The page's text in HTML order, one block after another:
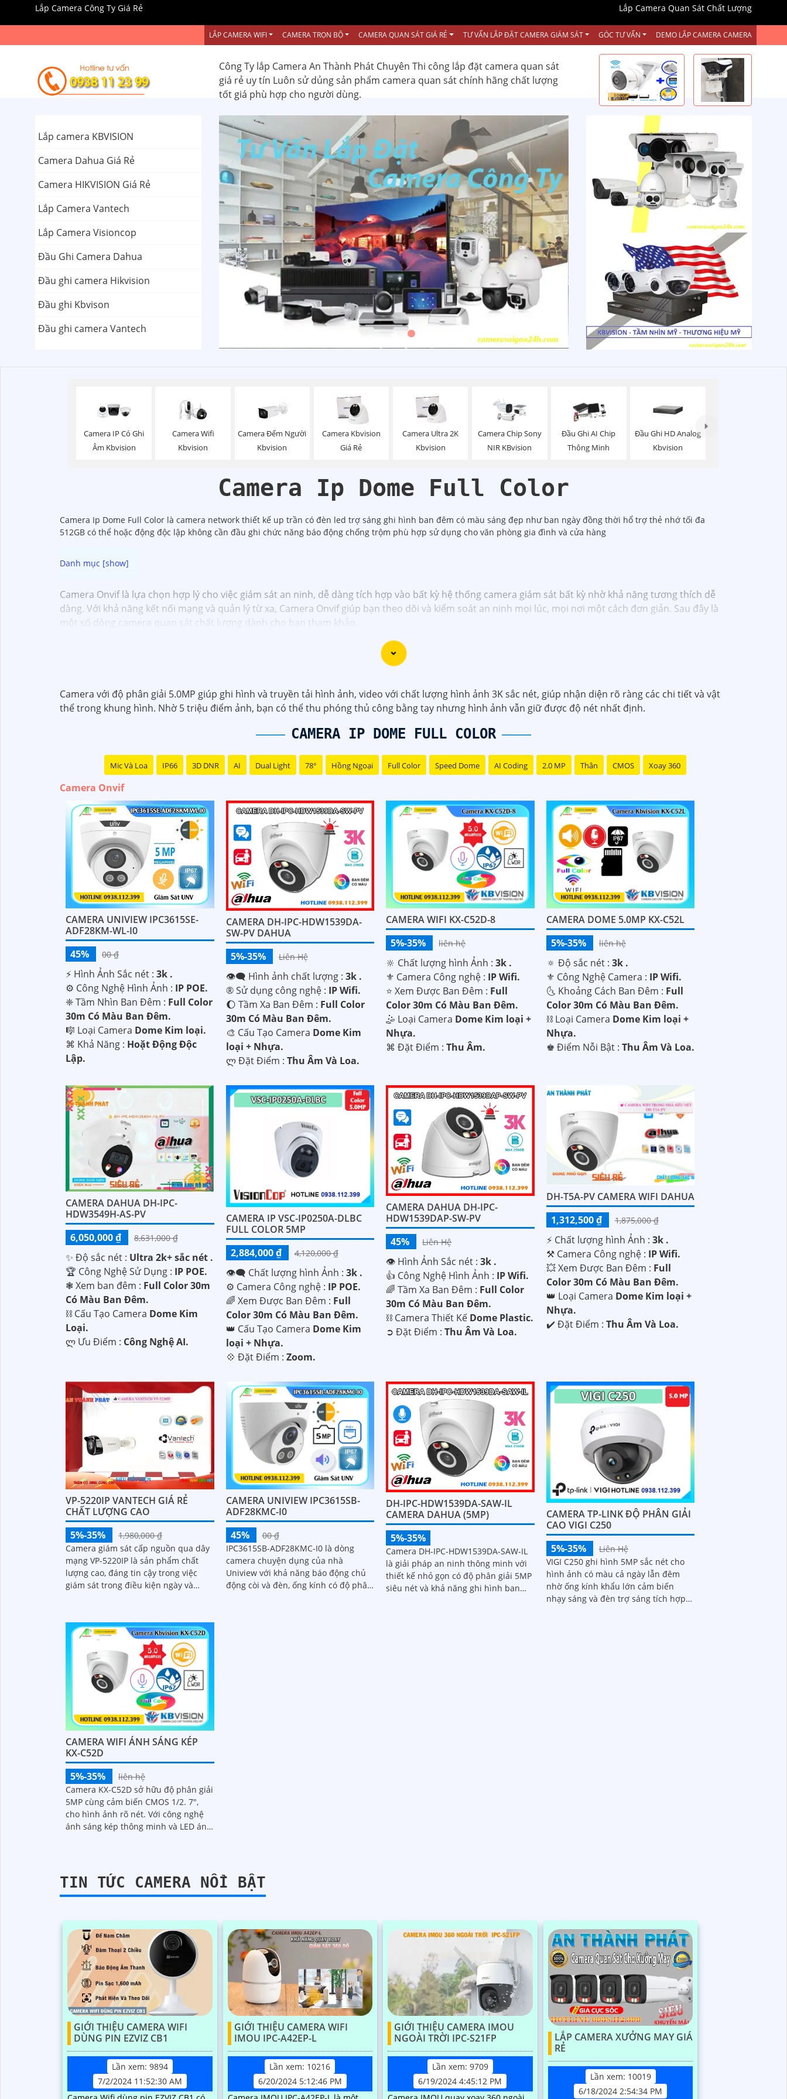
Lắp Camera Công Ty Giá Rẻ Lắp Camera Quan Sát Chất Lượng
LẮP CAMERA WIFI CAMERA TRỌN BỘ CAMERA QUAN SÁT GIÁ RẺ TƯ VẤN LẮP ĐẶT CAMERA GIÁM SÁT GÓC TƯ VẤN DEMO LẮP CAMERA CAMERA
Công Ty lắp Camera An Thành Phát Chuyên Thi công lắp đặt camera quan sát
giá rẻ uy tín Luôn sử dủng sản phẩm camera quan sát chính hãng chất lượng
tốt giá phù hợp cho người dùng.
Lắp camera KBVISION
Camera Dahua Giá Rẻ
Camera HIKVISION Giá Rẻ
Lắp Camera Vantech
Lắp Camera Visioncop
Đầu Ghi Camera Dahua
Đầu ghi camera Hikvision
Đầu ghi Kbvison
Đầu ghi camera Vantech
Camera IP Có Ghi
Âm Kbvision
Camera Wifi
Kbvision
Camera Đếm Người
Kbvision
Camera Kbvision
Giá Rẻ
Camera Ultra 2K
Kbvision
Camera Chip Sony
NIR KBvision
Đầu Ghi AI Chip
Thông Minh
Đầu Ghi HD Analog
Kbvision
Camera Ip Dome Full Color
Camera Ip Dome Full Color là camera network thiết kế up trần có đèn led trợ sáng ghi hình ban đêm có màu sáng đẹp như ban ngày đồng thời hổ trợ thẻ nhớ tối đa
512GB có thể hoặc động độc lập không cần đầu ghi chức năng báo động chống trộm phù hợp sử dụng cho văn phòng gia đình và cửa hàng
Camera Onvif là lựa chọn hợp lý cho việc giám sát an ninh, dễ dàng tích hợp vào bất kỳ hệ thống camera giám sát bất kỳ nhờ khả năng tương thích dễ
dàng. Với khả năng kết nối mạng và quản lý từ xa, Camera Onvif giúp bạn theo dõi và kiểm soát an ninh mọi lúc, mọi nơi một cách đơn giản. Sau đây là
một số dòng camera quan sát chất lượng dành cho bạn tham khảo.
Camera với độ phân giải 5.0MP giúp ghi hình và truyền tải hình ảnh, video với chất lượng hình ảnh 3K sắc nét, giúp nhận diện rõ ràng các chi tiết và vật
thể trong khung hình. Nhờ 5 triệu điểm ảnh, bạn có thể thu phóng thủ công bằng tay nhưng hình ảnh vẫn giữ được độ nét nhất định.
CAMERA IP DOME FULL COLOR
Mic Và Loa IP66 3D DNR AI Dual Light 78° Hồng Ngoại Full Color Speed Dome AI Coding 2.0 MP Thân CMOS Xoay 360
Camera Onvif
CAMERA UNIVIEW IPC3615SE-
ADF28KM-WL-I0
45%
00 ₫
️⚡ Hình Ảnh Sắc nét : 3k .
⚙ Công Nghệ Hình Ảnh : IP POE.
❈ Tầm Nhìn Ban Đêm : Full Color
30m Có Màu Ban Ðêm.
🎼️ Loại Camera Dome Kim loại.
️⌘ Khả Năng : Hoặt Động Độc
Lập.
CAMERA DH-IPC-HDW1539DA-
SW-PV DAHUA
5%-35%
Liên Hệ
👁️‍🗨 Hình ảnh chất lượng : 3k .
®️ Sử dụng công nghệ : IP Wifi.
🌔 Tầm Xa Ban Đêm : Full Color
30m Có Màu Ban Ðêm.
🎨 Cấu Tạo Camera Dome Kim
loại + Nhựa.
️ლ Đặt Điểm : Thu Âm Và Loa.
CAMERA WIFI KX-C52D-8
5%-35%
liên hệ
🔆 Chất lượng hình Ảnh :3k .
⚜️ Camera Công nghệ : IP Wifi.
⭐ Xem Được Ban Đêm : Full
Color 30m Có Màu Ban Ðêm.
🤹 Loại Camera Dome Kim loại +
Nhựa.
️⌘ Đặt Điểm :Thu Âm.
CAMERA DOME 5.0MP KX-C52L
5%-35%
liên hệ
🔅 Độ sắc nét : 3k .
⚜️ Công Nghệ Camera : IP Wifi.
🌜 Khoảng Cách Ban Đêm : Full
Color 30m Có Màu Ban Ðêm.
⛓ Loại Camera Dome Kim loại +
Nhựa.
️♚ Điểm Nỗi Bật : Thu Âm Và Loa.
CAMERA DAHUA DH-IPC-
HDW3549H-AS-PV
6,050,000 ₫
8,631,000 ₫
✨ Độ sắc nét : Ultra 2k+ sắc nét .
🏆 Công Nghệ Sử Dụng : IP POE.
❃ Xem ban đêm : Full Color 30m
Có Màu Ban Đêm.
⛓ Cấu Tạo Camera Dome Kim
Loại.
️ლ Ưu Điểm : Công Nghệ AI.
CAMERA IP VSC-IP0250A-DLBC
FULL COLOR 5MP
2,884,000 ₫
4,120,000 ₫
👁️‍🗨 Chất lượng hình Ảnh : 3k .
⚙ Camera Công nghệ : IP POE.
🌈 Xem Được Ban Đêm : Full
Color 30m Có Màu Ban Ðêm.
👑 Cấu Tạo Camera Dome Kim
loại + Nhựa.
️💠 Đặt Điểm : Zoom.
CAMERA DAHUA DH-IPC-
HDW1539DAP-SW-PV
45%
Liên Hệ
👁 Hình Ảnh Sắc nét :3k .
👍 Công Nghệ Hình Ảnh : IP Wifi.
🌈 Tầm Xa Ban Đêm : Full Color
30m Có Màu Ban Ðêm.
⛓ Camera Thiết Kế Dome Plastic.
️➲ Đặt Điểm :Thu Âm Và Loa.
DH-T5A-PV CAMERA WIFI DAHUA
1,312,500 ₫
1,875,000 ₫
️⚡ Chất lượng hình Ảnh : 3k .
⚒ Camera Công nghệ : IP Wifi.
💥 Xem Được Ban Đêm : Full
Color 30m Có Màu Ban Ðêm.
👑 Loại Camera Dome Kim loại +
Nhựa.
️✔️ Đặt Điểm : Thu Âm Và Loa.
VP-5220IP VANTECH GIÁ RẺ
CHẤT LƯỢNG CAO
5%-35%
1,980,000 ₫
Camera giám sát cấp nguồn qua dây
mạng VP-5220IP là sản phẩm chất
lượng cao, đáng tin cậy trong việc
giám sát trong điều kiện ngày và
CAMERA UNIVIEW IPC3615SB-
ADF28KMC-I0
45%
00 ₫
IPC3615SB-ADF28KMC-I0 là dòng
camera chuyện dụng của nhà
Uniview với khả năng báo động chủ
động còi và đèn, ống kính có độ phân
DH-IPC-HDW1539DA-SAW-IL
CAMERA DAHUA (5MP)
5%-35%
Camera DH-IPC-HDW1539DA-SAW-IL
là giải pháp an ninh thông minh với
thiết kế nhỏ gọn có độ phân giải 5MP
siêu nét và khả năng ghi hình ban
CAMERA TP-LINK ĐỘ PHÂN GIẢI
CAO VIGI C250
5%-35%
Liên Hệ
VIGI C250 ghi hình 5MP sắc nét cho
hình ảnh có màu cả ngày lẫn đêm
nhờ ống kính khẩu lớn cảm biến
nhạy sáng và đèn trợ sáng tích hợp
CAMERA WIFI ÁNH SÁNG KÉP
KX-C52D
5%-35%
liên hệ
Camera KX-C52D sở hữu độ phân giải
5MP cùng cảm biến CMOS 1/2. 7",
cho hình ảnh rõ nét. Với công nghệ
ánh sáng kép thông minh và LED ánh
TIN TỨC CAMERA NỔI BẬT
GIỚI THIỆU CAMERA WIFI
DÙNG PIN EZVIZ CB1
Lần xem: 9894
7/2/2024 11:52:30 AM
GIỚI THIỆU CAMERA WIFI
IMOU IPC-A42EP-L
Lần xem: 10216
6/20/2024 5:12:46 PM
GIỚI THIỆU CAMERA IMOU
NGOÀI TRỜI IPC-S21FP
Lần xem: 9709
6/19/2024 4:45:12 PM
LẮP CAMERA XƯỞNG MAY GIÁ
RẺ
Lần xem: 10019
6/18/2024 2:54:34 PM